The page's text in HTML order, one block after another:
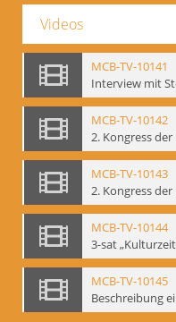
Videos
MCB-TV-10141
MCB-TV-10142
MCB-TV-10143
MCB-TV-10144
MCB-TV-10145